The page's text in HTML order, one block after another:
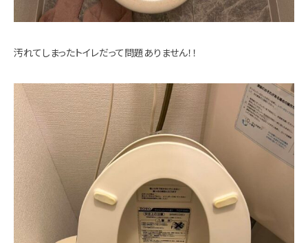
汚れてしまったトイレだって問題ありません！！